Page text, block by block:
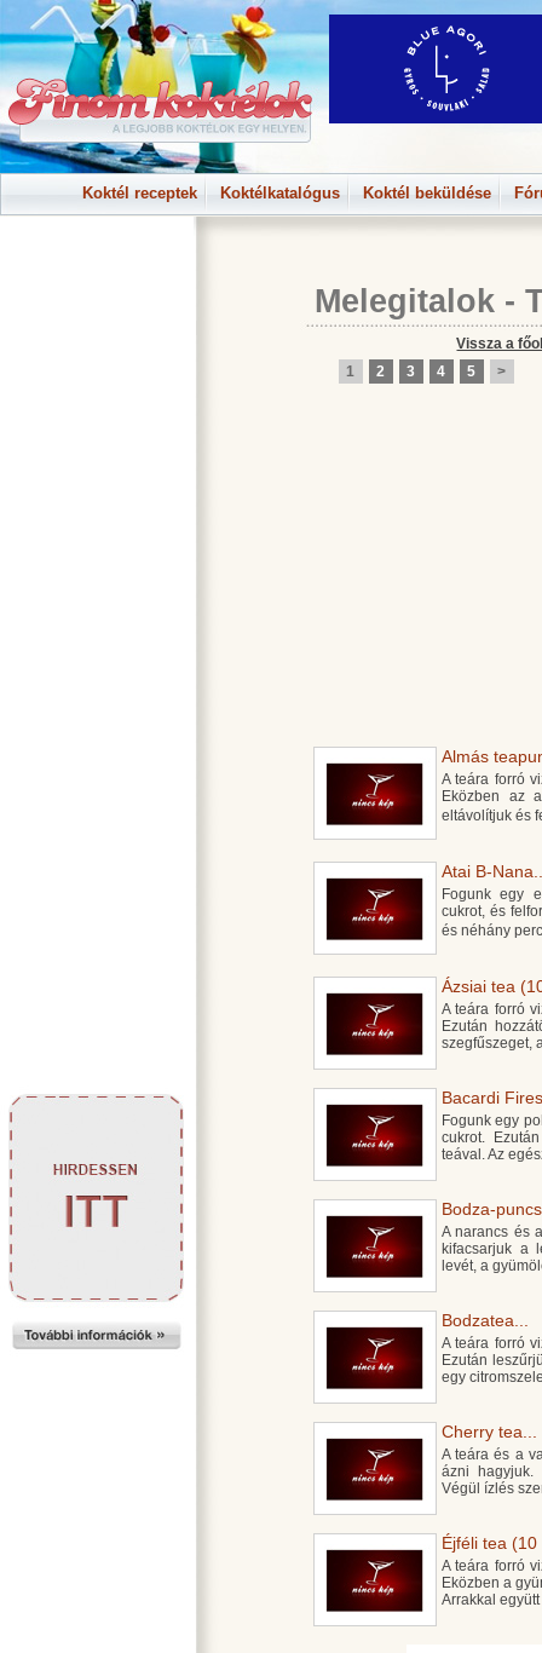
Koktél receptek Koktélkatalógus Koktél beküldése
Melegitalok -
Vissza a
1
2 3 4 5 >
Almás
A teára forró
Eközben az
eltávolítjuk és
Atai B-
Fogunk egy
cukrot, és
és néhány
Ázsiai tea
A teára forró
Ezután
szegfűszeget,
Bacardi
Fogunk egy
cukrot.
teával. Az
Bodza-
A narancs és
kifacsarjuk a
levét, a
Bodzatea...
A teára forró
Ezután
egy
Cherry tea...
A teára és a
ázni hagyjuk.
Végül ízlés
Éjféli tea
A teára forró
Eközben a
Arrakkal